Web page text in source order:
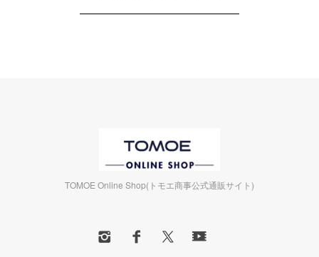
TOMOE Online Shop(トモエ商事公式通販サイト)